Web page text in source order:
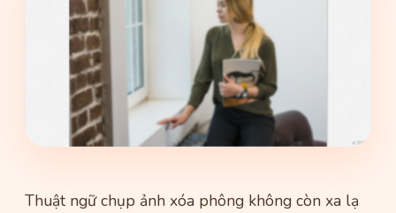
Thuật ngữ chụp ảnh xóa phông không còn xa lạ